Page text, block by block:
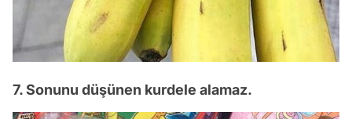
7. Sonunu düşünen kurdele alamaz.